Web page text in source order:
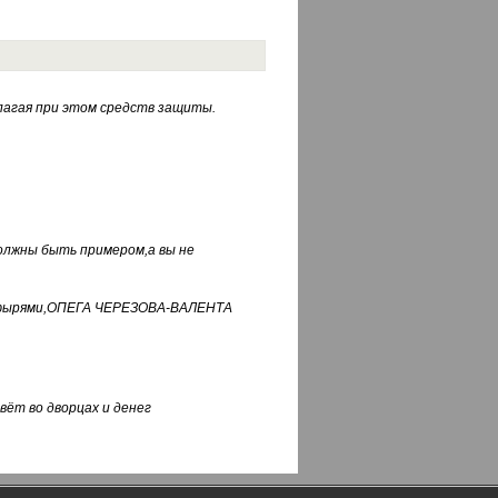
при этом средств защиты.
быть примером,а вы не
ЧЕРЕЗОВА-ВАЛЕНТА
во дворцах и денег